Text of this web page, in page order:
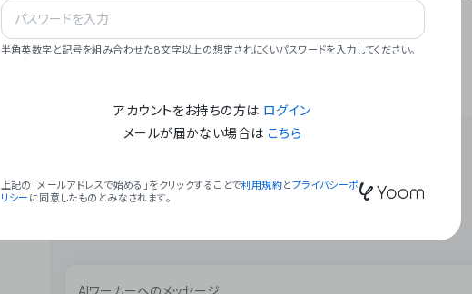
### 会社概要
半角英数字と記号を組み合わせた8文字以上の想定されにくいパスワードを入力してください。
アカウントをお持ちの方は ログイン
メールが届かない場合は こちら
上記の「メールアドレスで始める」をクリックすることで利用規約とプライバシーポ
リシー に同意したものとみなされます。